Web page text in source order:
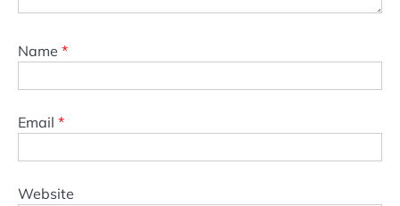
Name *
Email *
Website